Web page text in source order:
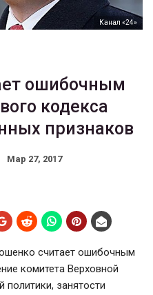
Канал «24»
ошибочным
кодекса
признаков
Мар 27, 2017
считает ошибочным
комитета Верховной
занятости